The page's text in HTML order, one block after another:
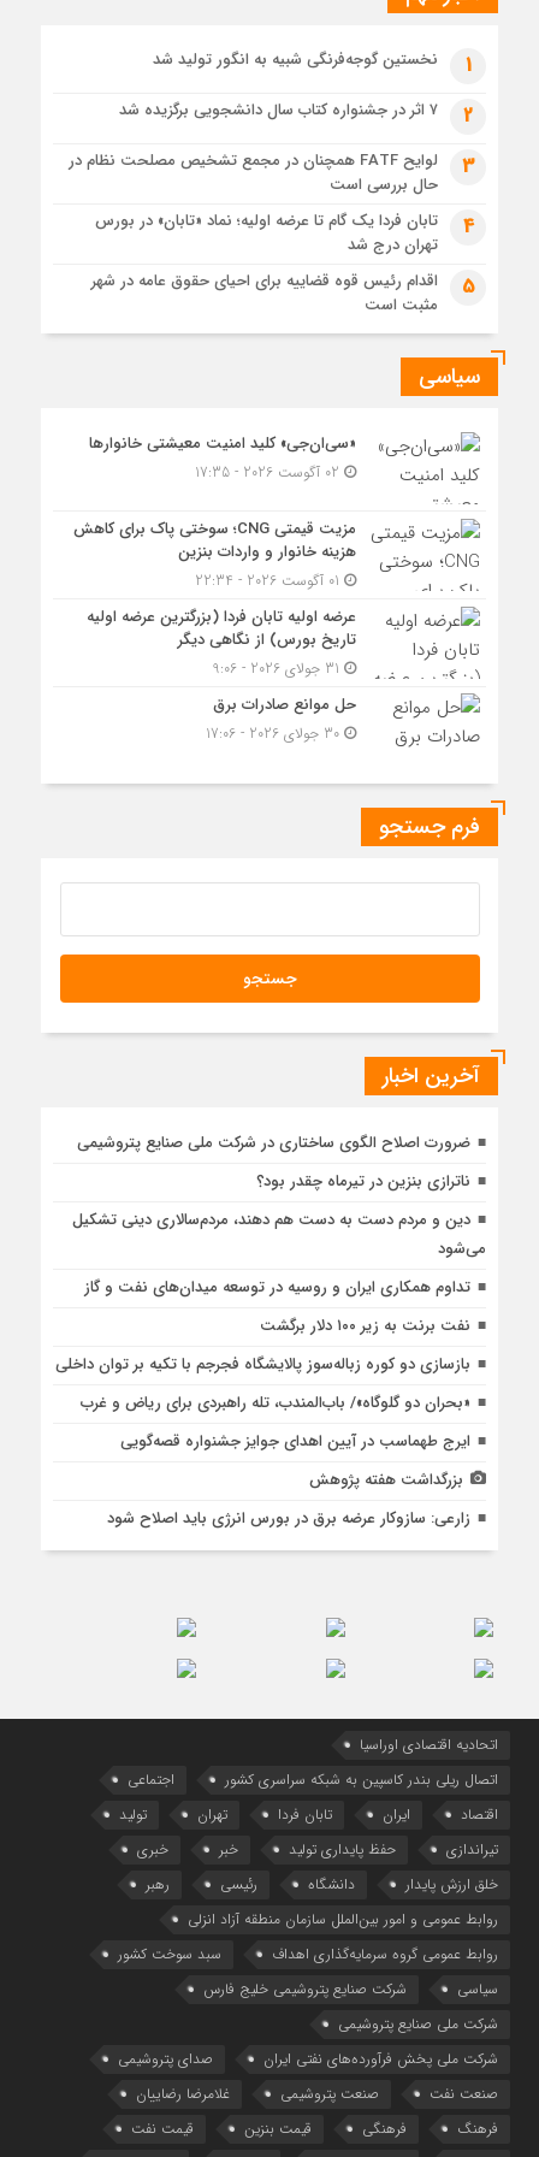
1 هفته قبل
حل موانع صادرات برق
1 نخستین گوجه‌فرنگی شبیه به انگور تولید شد
2 ۷ اثر در جشنواره کتاب سال دانشجویی برگزیده شد
3
لوایح FATF همچنان در مجمع تشخیص مصلحت نظام در
حال بررسی است
4
تابان فردا یک گام تا عرضه اولیه؛ نماد «تابان» در بورس
تهران درج شد
5
اقدام رئیس قوه قضاییه برای احیای حقوق عامه در شهر
مثبت است
سیاسی
«سی‌ان‌جی» کلید امنیت معیشتی خانوارها
مزیت قیمتی CNG؛ سوختی پاک برای کاهش
هزینه خانوار و واردات بنزین
عرضه اولیه تابان فردا (بزرگترین عرضه اولیه
تاریخ بورس) از نگاهی دیگر
حل موانع صادرات برق
30 جولای 2026 - 17:06
فرم جستجو
آخرین اخبار
ضرورت اصلاح الگوی ساختاری در شرکت ملی صنایع پتروشیمی
ناترازی بنزین در تیرماه چقدر بود؟
دین و مردم دست به‌ دست هم دهند، مردم‌سالاری دینی تشکیل
می‌شود
تداوم همکاری ایران و روسیه در توسعه میدان‌های نفت و گاز
نفت برنت به زیر ۱۰۰ دلار برگشت
بازسازی دو کوره زباله‌سوز پالایشگاه فجرجم با تکیه‌ بر توان داخلی
«بحران دو گلوگاه»/ باب‌المندب، تله راهبردی برای ریاض و غرب
ایرج طهماسب در آیین اهدای جوایز جشنواره قصه‌گویی
بزرگداشت هفته پژوهش
زارعی: سازوکار عرضه برق در بورس انرژی باید اصلاح شود
اتحادیه اقتصادی اوراسیا
اتصال ریلی بندر کاسپین به شبکه سراسری کشور
اجتماعی
اقتصاد
ایران تابان فردا تهران
تولید
تیراندازی
حفظ پایداری تولید خبر
خبری
خلق ارزش پایدار
دانشگاه رئیسی
رهبر
روابط عمومی و امور بین‌الملل سازمان منطقه آزاد انزلی
روابط عمومی گروه سرمایه‌گذاری اهداف
سبد سوخت کشور
سیاسی
شرکت صنایع پتروشیمی خلیج فارس
شرکت ملی صنایع پتروشیمی
شرکت ملی پخش فرآورده‌های نفتی ایران
صدای پتروشیمی
صنعت نفت
صنعت پتروشیمی
غلامرضا رضاییان
فرهنگ
فرهنگی قیمت بنزین
قیمت نفت